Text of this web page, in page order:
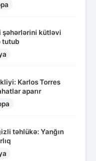
şəhərlərini kütləvi
tutub
Karlos Torres
aparır
təhlükə: Yanğın